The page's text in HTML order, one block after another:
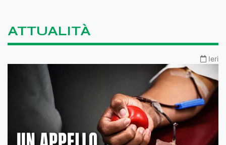
ATTUALITÀ
Ieri